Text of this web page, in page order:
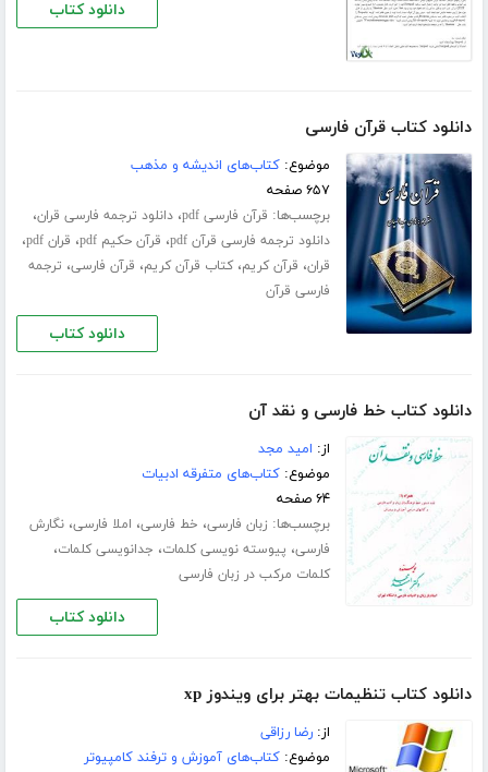
دانلود کتاب
دانلود کتاب قرآن فارسی
موضوع:کتاب‌های اندیشه و مذهب
۶۵۷ صفحه
برچسب‌ها: قرآن فارسی pdf ،دانلود ترجمه فارسی قران،
دانلود ترجمه فارسی قرآن pdf ، قرآن حکیم pdf ، قران pdf ،
قران، قرآن کریم،کتاب قرآن کریم، قرآن فارسی، ترجمه
فارسی قرآن
دانلود کتاب
دانلود کتاب خط فارسی و نقد آن
از: امید مجد
موضوع:کتاب‌های متفرقه ادبیات
۶۴ صفحه
برچسب‌ها: زبان فارسی، خط فارسی، املا فارسی،نگارش
فارسی، پیوسته نویسی کلمات، جدانویسی کلمات،
کلمات مرکب در زبان فارسی
دانلود کتاب
دانلود کتاب تنظیمات بهتر برای ویندوز xp
از:رضا رزاقی
موضوع:کتاب‌های آموزش و ترفند کامپیوتر